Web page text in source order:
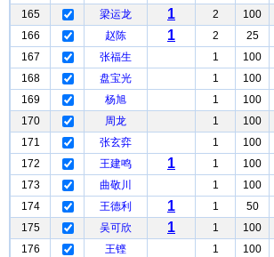
165
梁运龙 1 2 100
166
赵陈 1 2 25
167
张福生 1 100
168
盘宝光 1 100
169
杨旭 1 100
170
周龙 1 100
171
张玄弈 1 100
172
王建鸣 1 1 100
173
曲敬川 1 100
174
王德利 1 1 50
175
吴可欣 1 1 100
176
王铿 1 100